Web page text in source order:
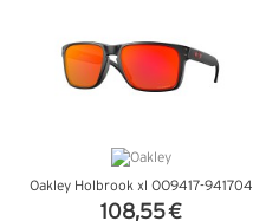
Oakley Holbrook xl OO9417-941704
108,55 €